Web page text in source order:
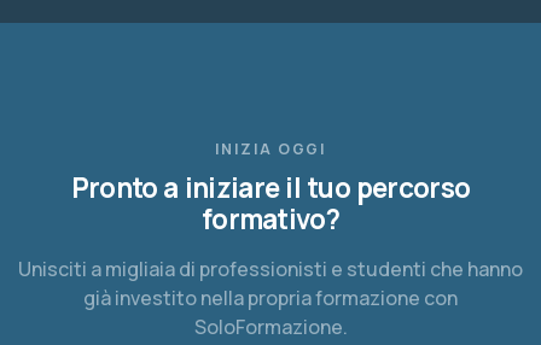
INIZIA OGGI
Pronto a iniziare il tuo percorso
formativo?
Unisciti a migliaia di professionisti e studenti che hanno
già investito nella propria formazione con
SoloFormazione.